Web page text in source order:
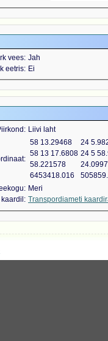
vees Jah
eetris Ei
Liivi laht
58 13.29468
24
58 13 17.6808 24 5
58.221578
6453418.016
Meri
Transpordiameti